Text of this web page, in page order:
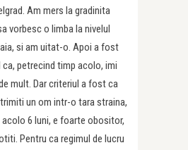
Am mers la gradinita
vorbesc o limba la nivelul
si am uitat-o. Apoi a fost
petrecind timp acolo, imi
mult. Dar criteriul a fost ca
un om intr-o tara straina,
6 luni, e foarte obositor,
Pentru ca regimul de lucru